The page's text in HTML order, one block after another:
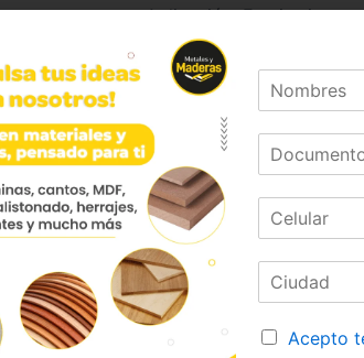
Aplicación: Escritorios,
Marca:
Bonuit
Código:
Referencia:
Hro163-01
Las imágenes mostradas son de
envío son variables y serán
enchape. Sólo despachamos
Disponibilidad de mercancía
aviso.
Acepto